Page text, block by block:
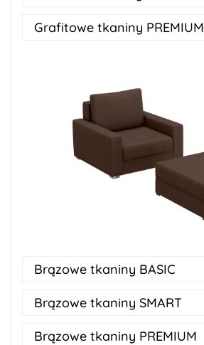
Grafitowe tkaniny PREMIUM
Brązowe tkaniny BASIC
Brązowe tkaniny SMART
Brązowe tkaniny PREMIUM